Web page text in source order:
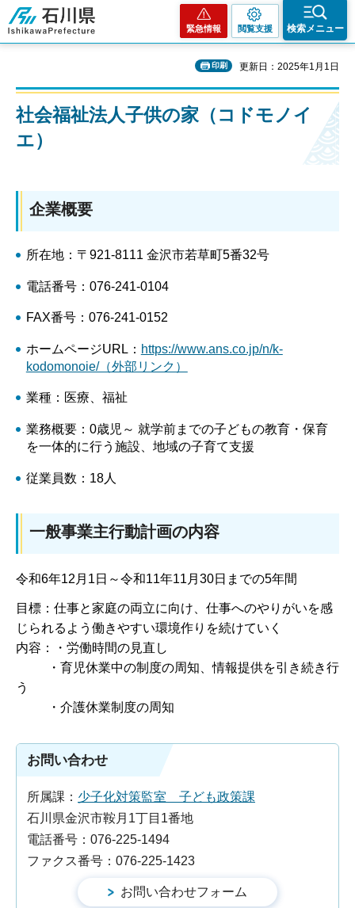
石川県
緊急情報 閲覧支援 検索メニュー
印刷 更新日：2025年1月1日
社会福祉法人子供の家（コドモノイ
エ）
企業概要
所在地：〒921-8111 金沢市若草町5番32号
電話番号：076-241-0104
FAX番号：076-241-0152
ホームページURL： https://www.ans.co.jp/n/k-
kodomonoie/（外部リンク）
業種：医療、福祉
業務概要：0歳児～ 就学前までの子どもの教育・保育
を一体的に行う施設、地域の子育て支援
従業員数：18人
一般事業主行動計画の内容
令和6年12月1日～令和11年11月30日までの5年間
目標：仕事と家庭の両立に向け、仕事へのやりがいを感
じられるよう働きやすい環境作りを続けていく
内容：・労働時間の見直し
・育児休業中の制度の周知、情報提供を引き続き行
う
・介護休業制度の周知
お問い合わせ
所属課： 少子化対策監室 子ども政策課
石川県金沢市鞍月1丁目1番地
電話番号：076-225-1494
ファクス番号：076-225-1423